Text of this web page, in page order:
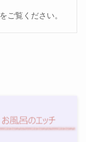
をご覧ください。